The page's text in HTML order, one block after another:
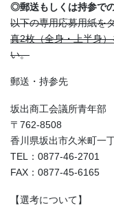
◎郵送もしくは持参で
以下の専用応募用紙を
真2枚（全身・上半身
い。
郵送・持参先
坂出商工会議所青年部
〒762-8508
香川県坂出市久米町一
TEL：0877-46-2701
FAX：0877-45-6165
【選考について】